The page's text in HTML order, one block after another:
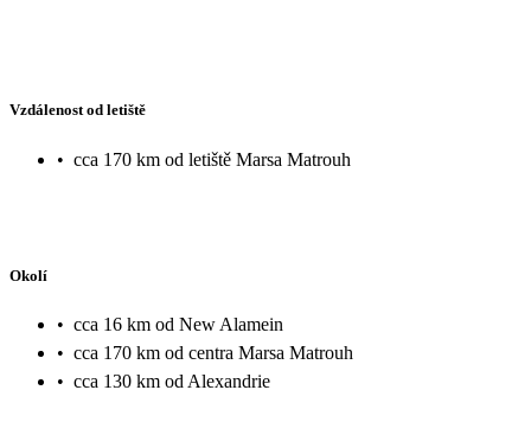
Vzdálenost od letiště
• cca 170 km od letiště Marsa Matrouh
Okolí
• cca 16 km od New Alamein
• cca 170 km od centra Marsa Matrouh
• cca 130 km od Alexandrie